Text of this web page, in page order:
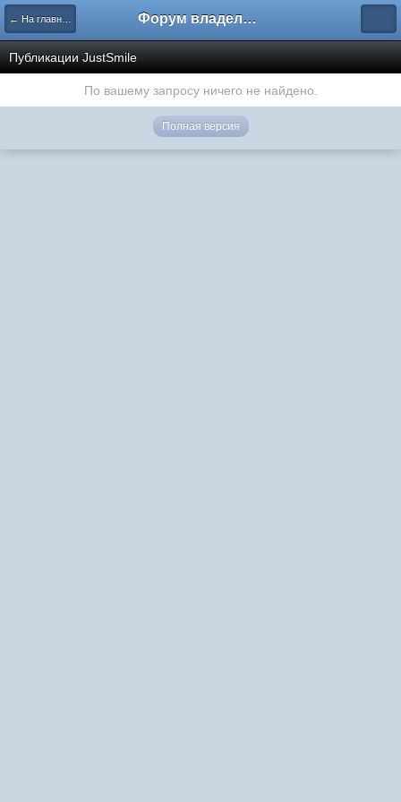
← На главную Форум владельцев интернет-магазинов
Публикации JustSmile
По вашему запросу ничего не найдено.
Полная версия